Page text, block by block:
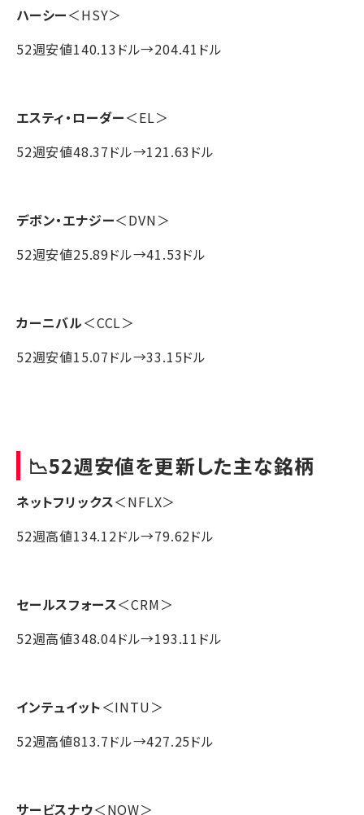
ハーシー＜HSY＞
52週安値140.13ドル→204.41ドル
エスティ・ローダー＜EL＞
52週安値48.37ドル→121.63ドル
デボン・エナジー＜DVN＞
52週安値25.89ドル→41.53ドル
カーニバル＜CCL＞
52週安値15.07ドル→33.15ドル
📉52週安値を更新した主な銘柄
ネットフリックス＜NFLX＞
52週高値134.12ドル→79.62ドル
セールスフォース＜CRM＞
52週高値348.04ドル→193.11ドル
インテュイット＜INTU＞
52週高値813.7ドル→427.25ドル
サービスナウ＜NOW＞